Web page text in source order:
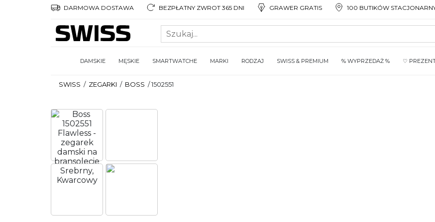
DARMOWA DOSTAWA BEZPŁATNY ZWROT 365 DNI GRAWER GRATIS 100 BUTIKÓW
DAMSKIE MĘSKIE SMARTWATCHE MARKI RODZAJ SWISS & PREMIUM % WYPRZEDAŻ % ♡
SWISS / ZEGARKI / BOSS /1502551